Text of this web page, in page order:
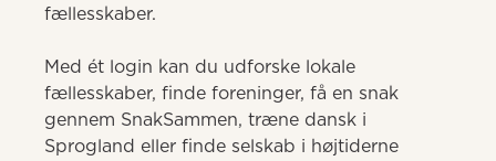
fællesskaber.
Med ét login kan du udforske lokale
fællesskaber, finde foreninger, få en snak
gennem SnakSammen, træne dansk i
Sprogland eller finde selskab i højtiderne